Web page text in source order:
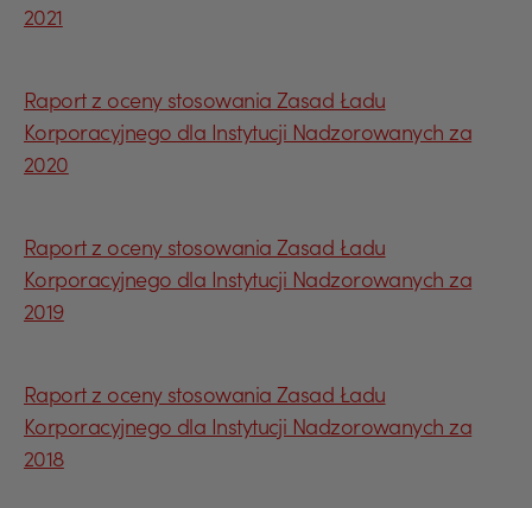
2021
Raport z oceny stosowania Zasad Ładu
Korporacyjnego dla Instytucji Nadzorowanych za
2020
Raport z oceny stosowania Zasad Ładu
Korporacyjnego dla Instytucji Nadzorowanych za
2019
Raport z oceny stosowania Zasad Ładu
Korporacyjnego dla Instytucji Nadzorowanych za
2018